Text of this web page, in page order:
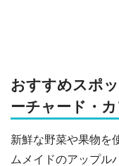
おすすめスポ
ーチャード・
新鮮な野菜や果物を
ムメイドのアップル